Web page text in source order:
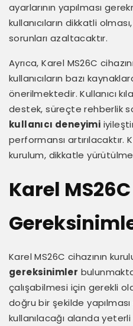
ayarlarının yapılması
kullanıcıların dikkatli
sorunları azaltacaktır.
Ayrıca, Karel MS26C
kullanıcıların bazı
önerilmektedir. Kullanıcı
destek, süreçte rehberlik
kullanıcı deneyimi
performansı artırılacaktır.
kurulum, dikkatle
Karel
Karel MS26C cihazının
gereksinimler
çalışabilmesi için gerekli
doğru bir şekilde yapılması
kullanılacağı alanda